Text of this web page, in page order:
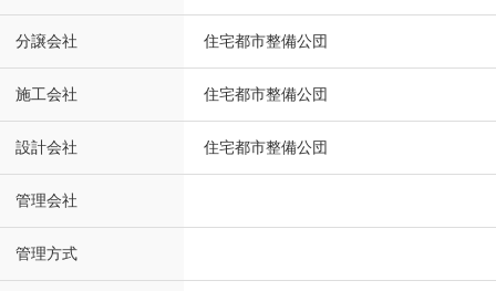
分譲会社 住宅都市整備公団
施工会社 住宅都市整備公団
設計会社 住宅都市整備公団
管理会社
管理方式